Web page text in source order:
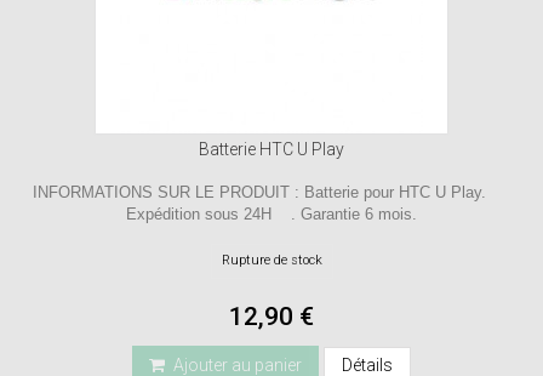
Batterie HTC U Play
INFORMATIONS SUR LE PRODUIT : Batterie pour HTC U Play.
Expédition sous 24H . Garantie 6 mois.
Rupture de stock
12,90 €
Ajouter au panier Détails